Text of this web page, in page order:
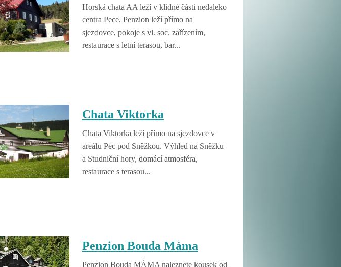
Horská chata AA leží v klidné části nedaleko
centra Pece. Penzion leží přímo na
sjezdovce, pokoje s vl. soc. zařízením,
restaurace s letní terasou, bar...
Chata Viktorka
Chata Viktorka leží přímo na sjezdovce v
areálu Pec pod Sněžkou. Výhled na Sněžku
a Studniční hory, domácí atmosféra,
restaurace s terasou...
Penzion Bouda Máma
Penzion Bouda MÁMA naleznete kousek od